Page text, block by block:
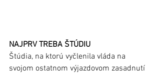
NAJPRV TREBA ŠTÚDIU
Štúdia, na ktorú vyčlenila vláda na
svojom ostatnom výjazdovom zasadnutí